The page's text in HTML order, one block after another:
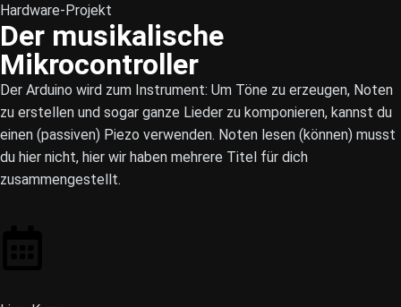
Hardware-Projekt
Der musikalische
Mikrocontroller
Der Arduino wird zum Instrument: Um Töne zu erzeugen, Noten
zu erstellen und sogar ganze Lieder zu komponieren, kannst du
einen (passiven) Piezo verwenden. Noten lesen (können) musst
du hier nicht, hier wir haben mehrere Titel für dich
zusammengestellt.